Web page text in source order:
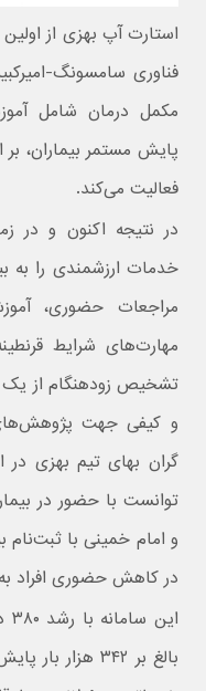
​​​​استارت آپ بهزی از
فناوری سامسونگ-
مکمل درمان شامل
پایش مستمر بیماران،
فعالیت می‌کند.
در نتیجه اکنون و در
خدمات ارزشمندی را به
مراجعات حضوری،
مهارت‌های شرایط
تشخیص زودهنگام از
و کیفی جهت
گران بهای تیم بهزی
و امام خمینی با ثبت‌نام
در کاهش حضوری افراد
بالغ بر ۳۴۲